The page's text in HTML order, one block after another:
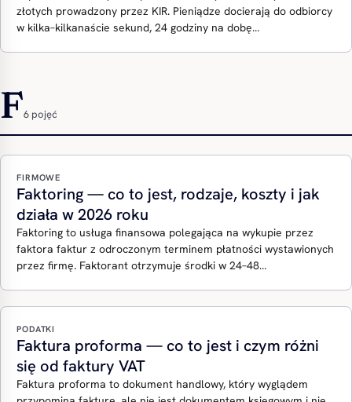
złotych prowadzony przez KIR. Pieniądze docierają do odbiorcy
w kilka–kilkanaście sekund, 24 godziny na dobę…
F6 pojęć
FIRMOWE
Faktoring — co to jest, rodzaje, koszty i jak
działa w 2026 roku
Faktoring to usługa finansowa polegająca na wykupie przez
faktora faktur z odroczonym terminem płatności wystawionych
przez firmę. Faktorant otrzymuje środki w 24–48…
PODATKI
Faktura proforma — co to jest i czym różni
się od faktury VAT
Faktura proforma to dokument handlowy, który wyglądem